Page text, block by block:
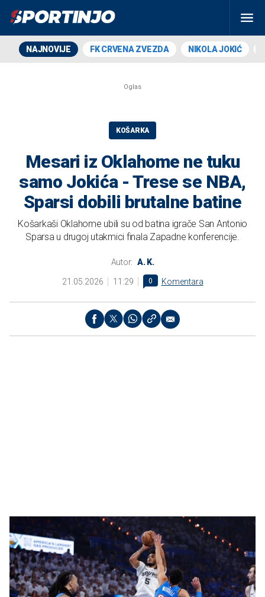
NAJNOVIJE FK CRVENA ZVEZDA NIKOLA JOKIĆ
KOŠARKA
Mesari iz Oklahome ne tuku
samo Jokića - Trese se NBA,
Sparsi dobili brutalne batine
Košarkaši Oklahome ubili su od batina igrače San Antonio
Sparsa u drugoj utakmici finala Zapadne konferencije.
Autor: A. K.
21.05.2026 11:29 0 Komentara